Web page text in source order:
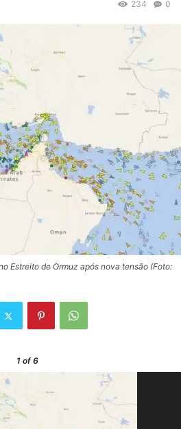
0
234
Estreito de Ormuz após nova tensão (Foto:
1 of 6